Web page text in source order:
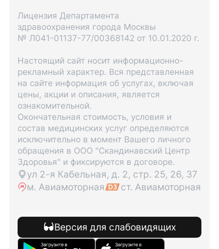
Лицензия Департамента
здравоохранения города Москвы
№ Л041-01137-77/00368142 от 10.01.2020 г.
Настоящий сайт носит информационно-
рекламный характер. Вся представленная
на сайте информация об услугах, включая
цены, акции и описания, является
ознакомительной.
Окончательная стоимость, условия и
состав медицинских услуг определяются
исключительно в момент Вашего личного
обращения в ООО "Скандинавский Центр
Здоровья" и фиксируются в договоре.
ул 2-я Кабельная, д. 2, стр. 25, 26, 37
м. Авиамоторная
ст. Авиамоторная
Версия для слабовидящих